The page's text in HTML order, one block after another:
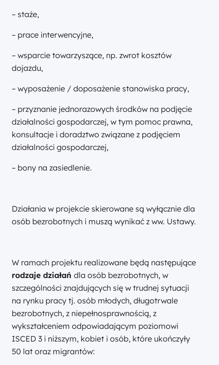
– staże,
– prace interwencyjne,
– wsparcie towarzyszące, np. zwrot kosztów
dojazdu,
– wyposażenie / doposażenie stanowiska pracy,
– przyznanie jednorazowych środków na podjęcie
działalności gospodarczej, w tym pomoc prawna,
konsultacje i doradztwo związane z podjęciem
działalności gospodarczej,
– bony na zasiedlenie.
Działania w projekcie skierowane są wyłącznie dla
osób bezrobotnych i muszą wynikać z ww. Ustawy.
W ramach projektu realizowane będą następujące
rodzaje działań dla osób bezrobotnych, w
szczególności znajdujących się w trudnej sytuacji
na rynku pracy tj. osób młodych, długotrwale
bezrobotnych, z niepełnosprawnością, z
wykształceniem odpowiadającym poziomowi
ISCED 3 i niższym, kobiet i osób, które ukończyły
50 lat oraz migrantów: